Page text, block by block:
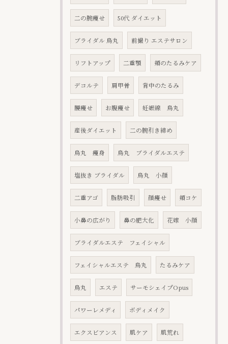
二の腕痩せ 50代 ダイエット
ブライダル 烏丸 前撮り エステサロン
リフトアップ 二重顎 頬のたるみケア
デコルテ 肩甲骨 背中のたるみ
腰痩せ お腹痩せ 妊娠線 烏丸
産後ダイエット 二の腕引き締め
烏丸 痩身 烏丸 ブライダルエステ
塩抜き ブライダル 烏丸 小顔
二重アゴ 脂肪吸引 顔痩せ 頬コケ
小鼻の広がり 鼻の肥大化 花嫁 小顔
ブライダルエステ フェイシャル
フェイシャルエステ 烏丸 たるみケア
烏丸 エステ サーモシェイプOpus
パワーレメディ ボディメイク
エクスビアンス 肌ケア 肌荒れ